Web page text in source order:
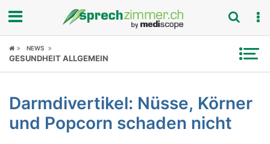
Fokus
Symptome
Untersuchungen
NEWS
GESUNDHEIT ALLGEMEIN
Darmdivertikel: Nüsse, Körner
und Popcorn schaden nicht